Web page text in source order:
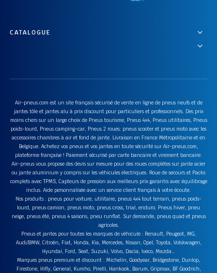
CATALOGUE
Air-pneus.com est un site français sécurisé de vente en ligne de pneus neufs et de
jantes tôle et jantes alu à prix discount pour particuliers et professionnels. Des prix
moins chers sur un large choix de Pneus tourisme, Pneus 4x4, Pneus utilitaires, Pneus
poids-lourd, Pneus camping-car, Pneus 2 roues: pneus scooter et pneus moto avec les
accessoires chambres à air et fond de jante. Livraison en France Métropolitaine et en
Belgique. Achetez vos pneus et vos jantes en toute sécurité sur Air-pneus.com,
plateforme française ! Paiement sécurisé par carte bancaire et virement bancaire.
Air-pneus vous propose des devis sur mesure pour des roues complètes sur jante acier
ou jante aluminium y compris sur les véhicules électriques. Roue de secours et Packs
complets avec TPMS, Capteurs de pression aux meilleurs prix garantis avec équilibrage
inclus. Aide personnalisée avec un service client français à votre écoute.
Nos produits : pneus pour voiture, utilitaire, pneus 4x4 tout terrain, pneus poids-
lourd, pneus camion, pneus moto, pneus cross, trial, enduro. Pneus hiver, pneu
neige, pneus été, pneus 4 saisons, pneu runflat. Sur demande, pneus quad et pneus
agricoles.
Pneus et jantes pour toutes les marques de véhicule : Renault, Peugeot, MG,
Audi/BMW, Citroën, Fiat, Honda, Kia, Mercedes, Nissan, Opel, Toyota, Volskwagen,
Hyundai, Ford, Seat, Suzuki, Volvo, Dacia, Iveco, Mazda…
Marques pneus premium et discount : Michelin, Goodyear, Bridgestone, Dunlop,
Firestone, Hifly, General, Kumho, Pirelli, Hankook, Barum, Gripmax, BF Goodrich,